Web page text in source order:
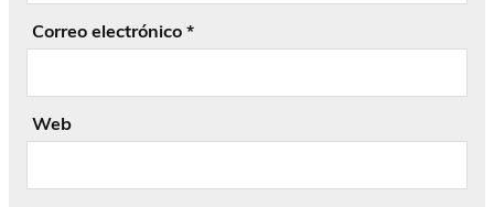
Correo electrónico *
Web